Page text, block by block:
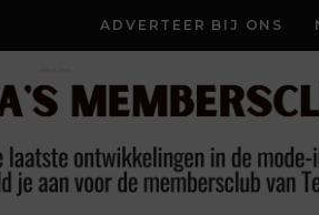
ADVERTEER BIJ ONS